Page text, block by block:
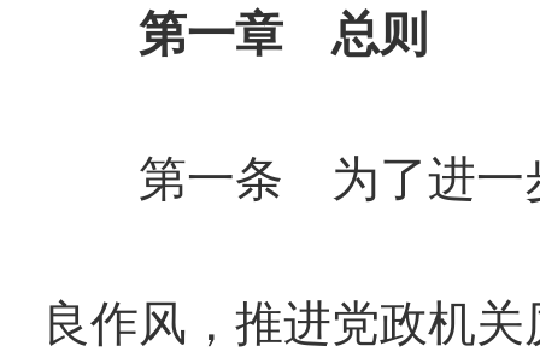
第一章 总则
第一条 为了进一步
良作风，推进党政机